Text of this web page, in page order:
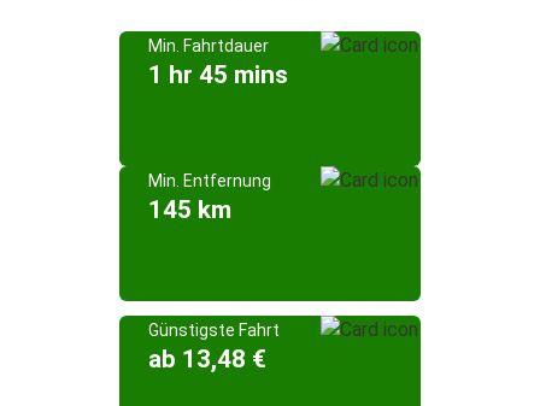
Min. Fahrtdauer
1 hr 45 mins
Min. Entfernung
145 km
Günstigste Fahrt
ab 13,48 €